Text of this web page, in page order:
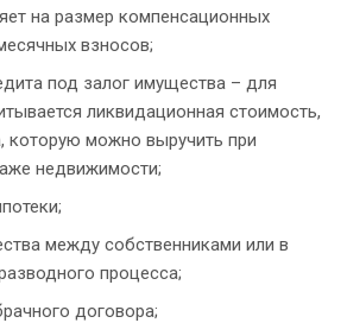
на размер компенсационных
взносов;
под залог имущества – для
ликвидационная стоимость,
которую можно выручить при
недвижимости;
между собственниками или в
процесса;
договора;